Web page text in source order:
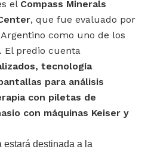
el Compass Minerals
, que fue evaluado por
como uno de los
El predio cuenta
tecnología
para análisis
con piletas de
con máquinas Keiser y
estará destinada a la